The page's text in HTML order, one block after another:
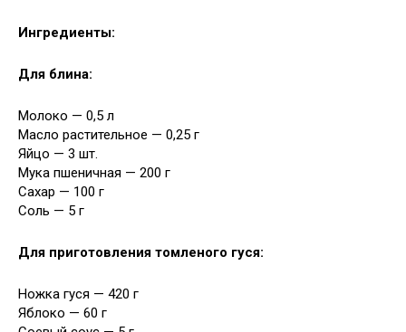
Ингредиенты:
Для блина:
Молоко — 0,5 л
Масло растительное — 0,25 г
Яйцо — 3 шт.
Мука пшеничная — 200 г
Сахар — 100 г
Соль — 5 г
Для приготовления томленого гуся:
Ножка гуся — 420 г
Яблоко — 60 г